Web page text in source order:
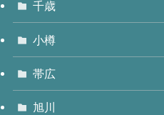
千歳
小樽
帯広
旭川